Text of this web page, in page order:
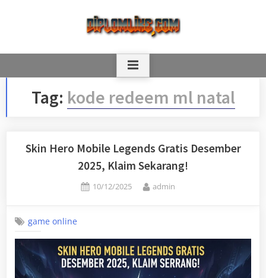
Tag: kode redeem ml natal
Skin Hero Mobile Legends Gratis Desember
2025, Klaim Sekarang!
Posted
10/12/2025 By
admin
game online